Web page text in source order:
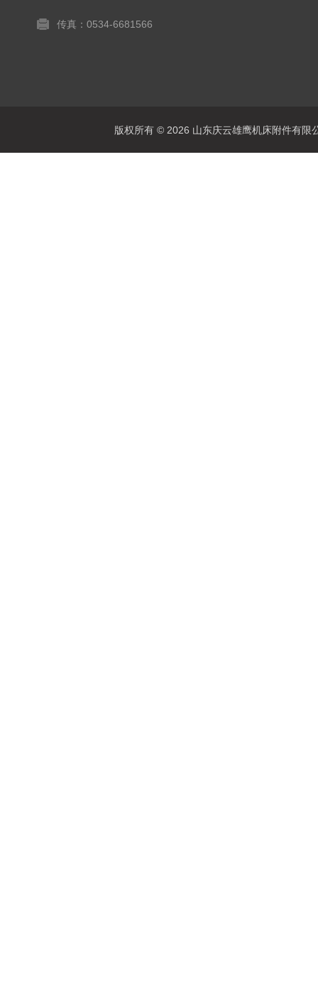
传真：0534-6681566
版权所有 © 2026 山东庆云雄鹰机床附件有